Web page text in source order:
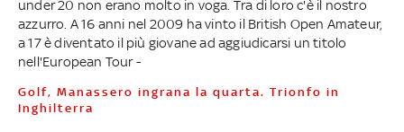
under 20 non erano molto in voga. Tra di loro c'è il nostro
azzurro. A 16 anni nel 2009 ha vinto il British Open Amateur,
a 17 è diventato il più giovane ad aggiudicarsi un titolo
nell'European Tour -
Golf, Manassero ingrana la quarta. Trionfo in
Inghilterra